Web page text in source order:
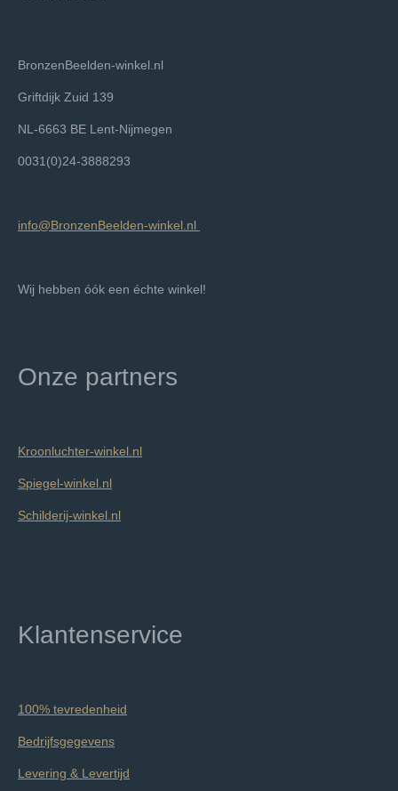
BronzenBeelden-winkel.nl
Griftdijk Zuid 139
NL-6663 BE Lent-Nijmegen
0031(0)24-3888293
info@BronzenBeelden-winkel.nl
Wij hebben óók een échte winkel!
Onze partners
Kroonluchter-winkel.nl
Spiegel-winkel.nl
Schilderij-winkel.nl
Klantenservice
100% tevredenheid
Bedrijfsgegevens
Levering & Levertijd